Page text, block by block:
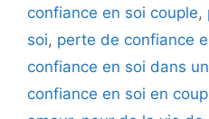
confiance en soi couple,
soi, perte de confiance
confiance en soi dans
confiance en soi en